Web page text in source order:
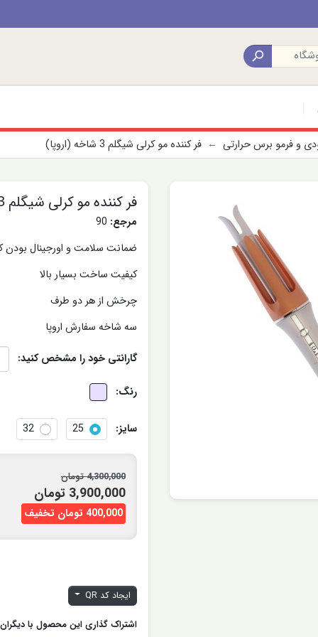

و فرمو برس حرارتی فر کننده مو کرلی شیگلم 3 شاخه (اروپا)
فر کننده مو کرلی شیگلم 3 شاخه (اروپا)
مرجع:
ضمانت سلامت و اورجینال بودن
کیفیت ساخت بسیار بالا
چرخش از هر دو طرف
سه شاخه سفارش اروپا
گارانتی خود را مشخص کنید:
رنگ:
سایز: 25
32
4,300,000 تومان
3,900,000 تومان
400,000 تومان تخفیف
ایجاد کد QR
اشتراک گذاری این محصول با دیگران